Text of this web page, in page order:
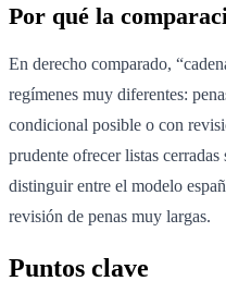
Por qué la
En derecho comparado,
regímenes muy diferentes:
condicional posible o con
prudente ofrecer listas
distinguir entre el modelo
revisión de penas muy largas.
Puntos clave